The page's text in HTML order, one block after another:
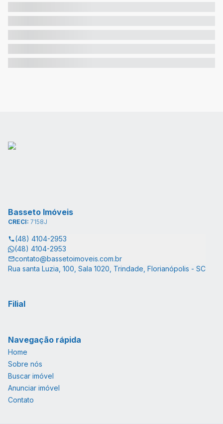
Basseto Imóveis
CRECI: 7158J
(48) 4104-2953
(48) 4104-2953
contato@bassetoimoveis.com.br
Rua santa Luzia, 100, Sala 1020, Trindade, Florianópolis - SC
Filial
Navegação rápida
Home
Sobre nós
Buscar imóvel
Anunciar imóvel
Contato